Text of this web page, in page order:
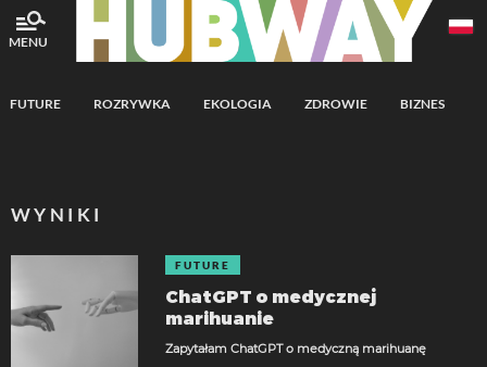
MENU
FUTURE ROZRYWKA EKOLOGIA ZDROWIE BIZNES
WYNIKI
FUTURE
ChatGPT o medycznej
marihuanie
Zapytałam ChatGPT o medyczną marihuanę